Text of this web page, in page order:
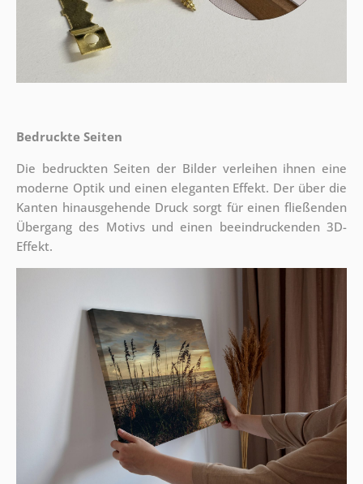
Bedruckte Seiten
Die bedruckten Seiten der Bilder verleihen ihnen eine
moderne Optik und einen eleganten Effekt. Der über die
Kanten hinausgehende Druck sorgt für einen fließenden
Übergang des Motivs und einen beeindruckenden 3D-
Effekt.